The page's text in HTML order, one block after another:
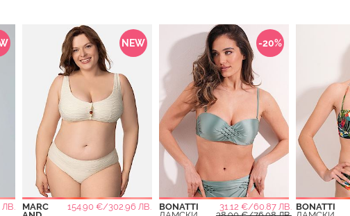
ЛВ.
NEW
MARC
154.90 €/302.96 ЛВ.
-20%
BONATTI
31.12 €/60.87 ЛВ. BONATTI